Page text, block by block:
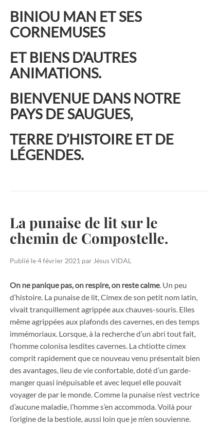
BINIOU MAN ET SES
CORNEMUSES
ET BIENS D’AUTRES
ANIMATIONS.
BIENVENUE DANS NOTRE
PAYS DE SAUGUES,
TERRE D’HISTOIRE ET DE
LÉGENDES.
La punaise de lit sur le
chemin de Compostelle.
Publié le4 février 2021 par Jésus VIDAL
On ne panique pas, on respire, on reste calme. Un peu
d’histoire. La punaise de lit, Cimex de son petit nom latin,
vivait tranquillement agrippée aux chauves-souris. Elles
même agrippées aux plafonds des cavernes, en des temps
immémoriaux. Lorsque, à la recherche d’un abri tout fait,
l’homme colonisa lesdites cavernes. La chtiotte cimex
comprit rapidement que ce nouveau venu présentait bien
des avantages, lieu de vie confortable, doté d’un garde-
manger quasi inépuisable et avec lequel elle pouvait
voyager de par le monde. Comme la punaise n’est vectrice
d’aucune maladie, l’homme s’en accommoda. Voilà pour
l’origine de la bestiole, aussi loin que je m’en souvienne.